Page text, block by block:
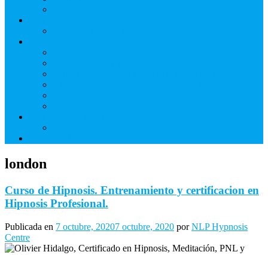
london
Curso de Hipnosis. Entrenamiento y certificacion en
Hipnosis Profesional.
Publicada en 7 octubre, 20207 octubre, 2020 porNLP Hypnosis
Centre